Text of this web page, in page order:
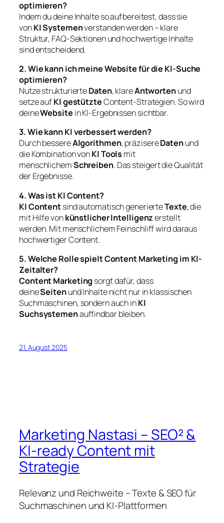
optimieren?
Indem du deine Inhalte so aufbereitest, dass sie
vonKI Systemenverstanden werden – klare
Struktur, FAQ-Sektionen und hochwertige Inhalte
sind entscheidend.
2. Wie kann ich meine Website für die KI-Suche
optimieren?
Nutze strukturierteDaten, klareAntwortenund
setze aufKI gestützteContent-Strategien. So wird
deineWebsite in KI-Ergebnissen sichtbar.
3. Wie kann KI verbessert werden?
Durch bessereAlgorithmen, präzisereDatenund
die Kombination vonKI Tools mit
menschlichemSchreiben. Das steigert die Qualität
der Ergebnisse.
4. Was ist KI Content?
KI Contentsind automatisch generierteTexte, die
mit Hilfe vonkünstlicher Intelligenzerstellt
werden. Mit menschlichem Feinschliff wird daraus
hochwertiger Content.
5. Welche Rolle spielt Content Marketing im KI-
Zeitalter?
Content Marketing sorgt dafür, dass
deineSeitenund Inhalte nicht nur in klassischen
Suchmaschinen, sondern auch inKI
Suchsystemenauffindbar bleiben.
21. August 2025
Marketing Nastasi – SEO² &
KI-ready Content mit
Strategie
Relevanz und Reichweite – Texte & SEO für
Suchmaschinen und KI-Plattformen